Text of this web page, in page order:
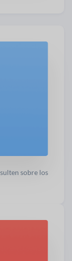
sobre los